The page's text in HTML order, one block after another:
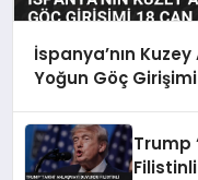
İspanya’nın
Yoğun Göç Girişimi
Trump